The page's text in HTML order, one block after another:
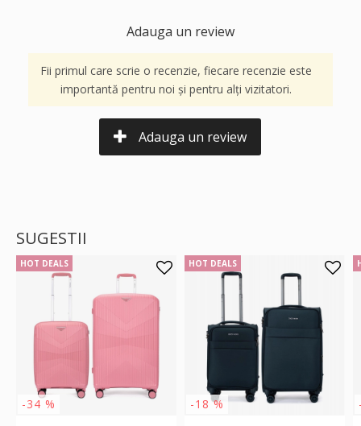
Adauga un review
Fii primul care scrie o recenzie, fiecare recenzie este
importantă pentru noi și pentru alți vizitatori.
Adauga un review
SUGESTII
HOT DEALS
-34 %
HOT DEALS
-18 %